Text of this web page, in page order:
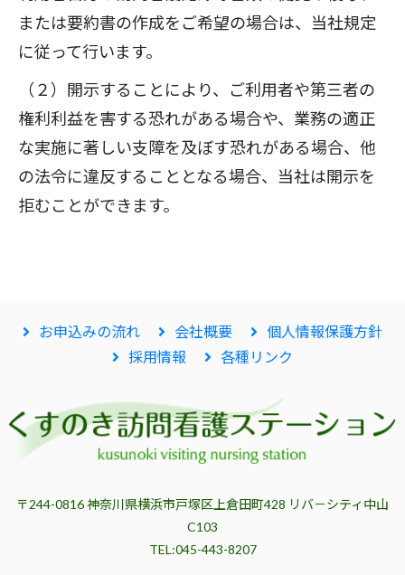
または要約書の作成をご希望の場合は、当社規定
に従って行います。
（２）開示することにより、ご利用者や第三者の
権利利益を害する恐れがある場合や、業務の適正
な実施に著しい支障を及ぼす恐れがある場合、他
の法令に違反することとなる場合、当社は開示を
拒むことができます。
お申込みの流れ 会社概要
個人情報保護方針
採用情報
各種リンク
〒244-0816 神奈川県横浜市戸塚区上倉田町428 リバ－シティ中山
C103
TEL:045-443-8207